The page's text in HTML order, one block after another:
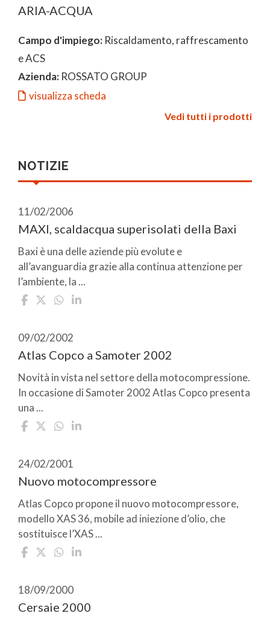
ARIA-ACQUA
Campo d'impiego: Riscaldamento, raffrescamento
e ACS
Azienda: ROSSATO GROUP
visualizza scheda
Vedi tutti i prodotti
NOTIZIE
11/02/2006
MAXI, scaldacqua superisolati della Baxi
Baxi è una delle aziende più evolute e
all’avanguardia grazie alla continua attenzione per
l’ambiente, la ...
09/02/2002
Atlas Copco a Samoter 2002
Novità in vista nel settore della motocompressione.
In occasione di Samoter 2002 Atlas Copco presenta
una ...
24/02/2001
Nuovo motocompressore
Atlas Copco propone il nuovo motocompressore,
modello XAS 36, mobile ad iniezione d’olio, che
sostituisce l’XAS ...
18/09/2000
Cersaie 2000